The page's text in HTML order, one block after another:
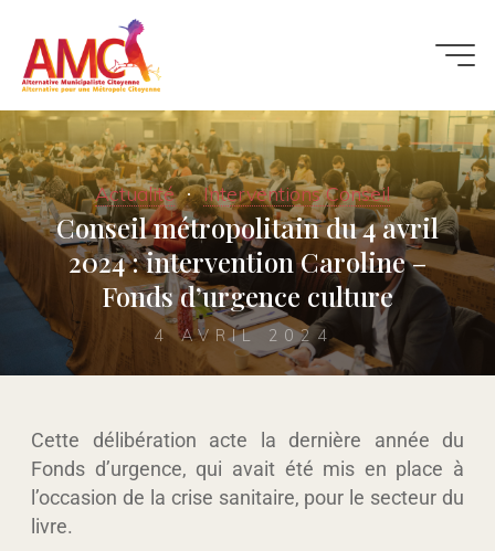
Actualité Interventions Conseil
Conseil métropolitain du 4 avril
2024 : intervention Caroline –
Fonds d’urgence culture
4 AVRIL 2024
Cette délibération acte la dernière année du
Fonds d’urgence, qui avait été mis en place à
l’occasion de la crise sanitaire, pour le secteur du
livre.